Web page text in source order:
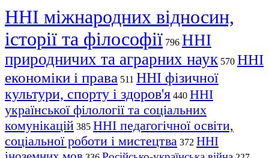
ННІ міжнародних відносин,
історії та філософії 796 ННІ
природничих та аграрних наук 570 ННІ
економіки і права 511 ННІ фізичної
культури, спорту і здоров'я 440 ННІ
української філології та соціальних
комунікацій 385 ННІ педагогічної освіти,
соціальної роботи і мистецтва 372 ННІ